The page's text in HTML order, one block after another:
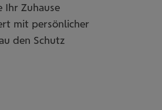
Ihr Zuhause
mit persönlicher
den Schutz